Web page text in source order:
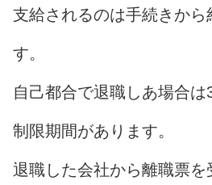
支給されるのは手続きから
す。
自己都合で退職しあ場合
制限期間があります。
退職した会社から離職票を